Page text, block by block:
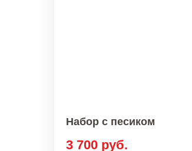
Набор с песиком
3 700 руб.